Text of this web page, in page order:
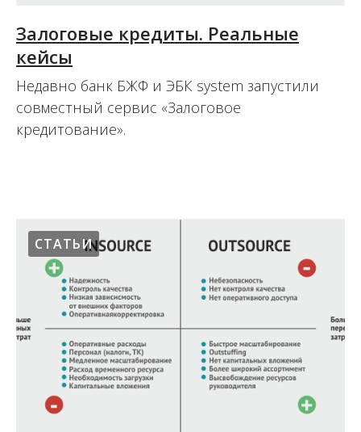
Залоговые кредиты. Реальные
кейсы
Недавно банк БЖФ и ЭБК system запустили
совместный сервис «Залоговое
кредитование».
СТАТЬИ